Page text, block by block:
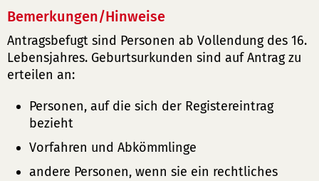
Bemerkungen/Hinweise
Antragsbefugt sind Personen ab Vollendung des 16.
Lebensjahres. Geburtsurkunden sind auf Antrag zu
erteilen an:
Personen, auf die sich der Registereintrag
bezieht
Vorfahren und Abkömmlinge
andere Personen, wenn sie ein rechtliches